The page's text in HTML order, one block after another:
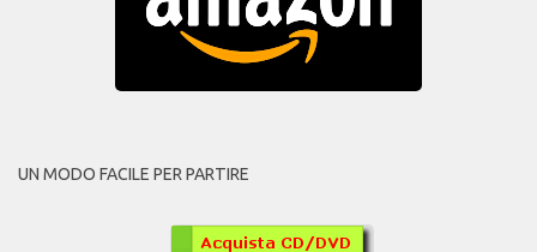
UN MODO FACILE PER PARTIRE